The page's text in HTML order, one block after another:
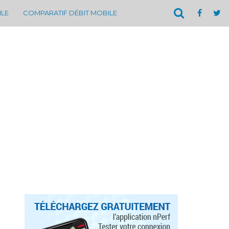
COMPARATIF DÉBIT MOBILE